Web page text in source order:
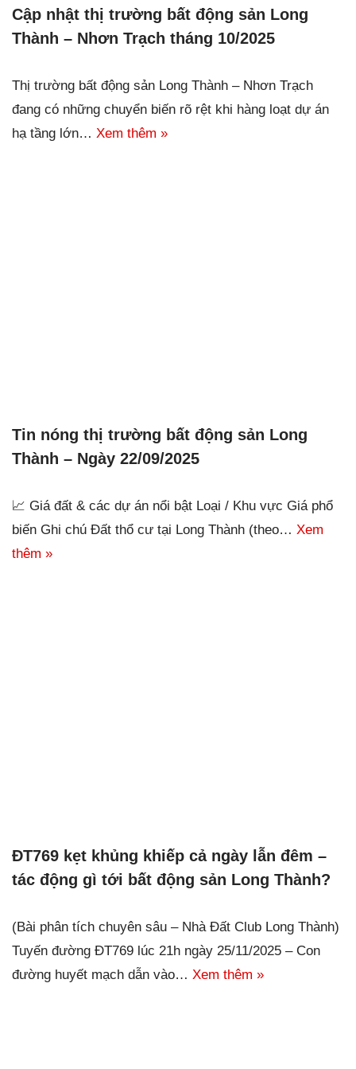
Cập nhật thị trường bất động sản Long
Thành – Nhơn Trạch tháng 10/2025
Thị trường bất động sản Long Thành – Nhơn Trạch
đang có những chuyển biến rõ rệt khi hàng loạt dự án
hạ tầng lớn… Xem thêm »
Tin nóng thị trường bất động sản Long
Thành – Ngày 22/09/2025
📈 Giá đất & các dự án nổi bật Loại / Khu vực Giá phổ
biến Ghi chú Đất thổ cư tại Long Thành (theo… Xem
thêm »
ĐT769 kẹt khủng khiếp cả ngày lẫn đêm –
tác động gì tới bất động sản Long Thành?
(Bài phân tích chuyên sâu – Nhà Đất Club Long Thành)
Tuyến đường ĐT769 lúc 21h ngày 25/11/2025 – Con
đường huyết mạch dẫn vào… Xem thêm »